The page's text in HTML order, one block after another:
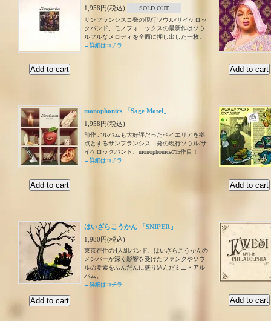
1,958円(税込)
SOLD OUT
サンフランシスコ発の現行ソウル/サイケロッ
クバンド、モノフォニックスの最新作はソウ
ルフルなメロディを全面に押し出した一枚。
→詳細はコチラ
monophonics 「Sage Motel」
1,958円(税込)
前作アルバムも大好評だったベイエリアを拠
点とするサンフランシスコ発の現行ソウル/サ
イケロックバンド、monophonicsの5作目！
→詳細はコチラ
はいざらこうかん 「SNIPER」
1,980円(税込)
東京在住の4人組バンド、はいざらこうかんの
メンバーが深く影響を受けたファンクやソウ
ルの要素をふんだんに盛り込んだミニ・アル
バム。
→詳細はコチラ